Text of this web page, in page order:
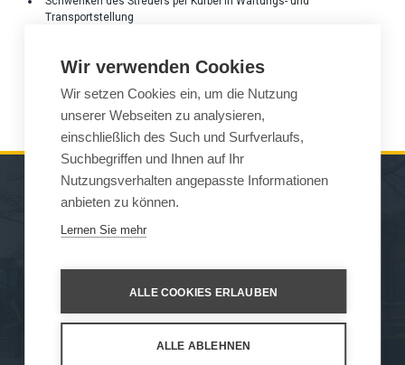
Transportstellung
Schauglas für Füllmenge am Behälter
MASCHINEN
ARBEITSGERÄTE
WARTUNG UND
Privacy StatementPrivacy Policy
Wir verwenden Cookies
Wir setzen Cookies ein, um die Nutzung
unserer Webseiten zu analysieren,
einschließlich des Such und Surfverlaufs,
Suchbegriffen und Ihnen auf Ihr
Nutzungsverhalten angepasste Informationen
anbieten zu können.
Lernen Sie mehr
ALLE COOKIES ERLAUBEN
ALLE ABLEHNEN